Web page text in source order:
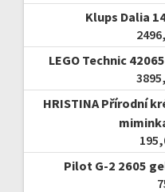
Klups Dalia
LEGO Technic
HRISTINA Přírodní
Pilot G-2 2605